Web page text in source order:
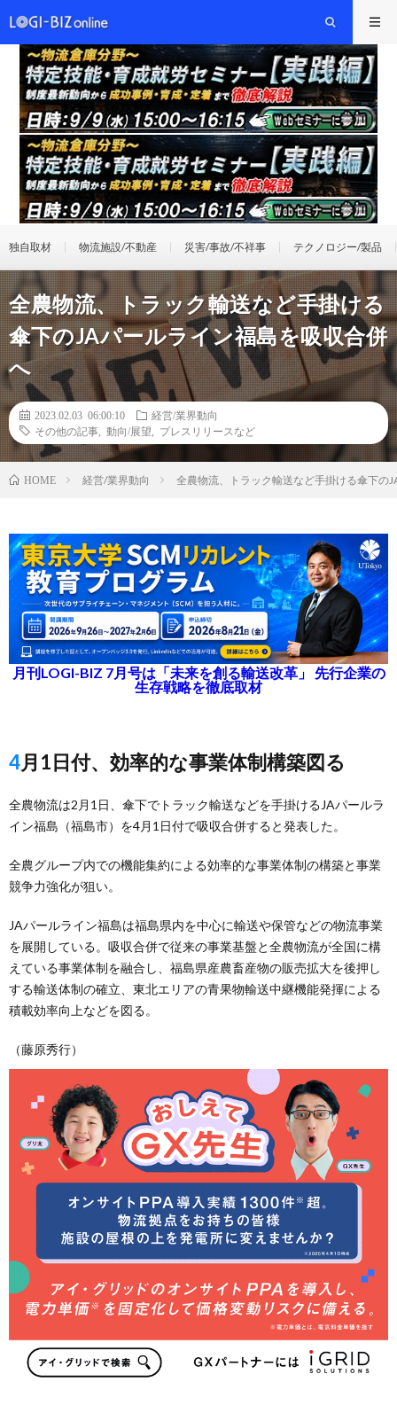
独自取材 物流施設/不動産 災害/事故/不祥事 テクノロジー/製品
全農物流、トラック輸送など手掛ける
傘下のJAパールライン福島を吸収合併
へ
2023.02.03 06:00:10
経営/業界動向
その他の記事
動向/展望 プレスリリースなど
HOME 経営/業界動向 全農物流、トラック輸送など手掛ける傘下の
月刊LOGI-BIZ 7月号は「未来を創る輸送改革」 先行企業の
生存戦略を徹底取材
4月1日付、効率的な事業体制構築図る
全農物流は2月1日、傘下でトラック輸送などを手掛けるJAパールラ
イン福島（福島市）を4月1日付で吸収合併すると発表した。
全農グループ内での機能集約による効率的な事業体制の構築と事業
競争力強化が狙い。
JAパールライン福島は福島県内を中心に輸送や保管などの物流事業
を展開している。吸収合併で従来の事業基盤と全農物流が全国に構
えている事業体制を融合し、福島県産農畜産物の販売拡大を後押し
する輸送体制の確立、東北エリアの青果物輸送中継機能発揮による
積載効率向上などを図る。
（藤原秀行）